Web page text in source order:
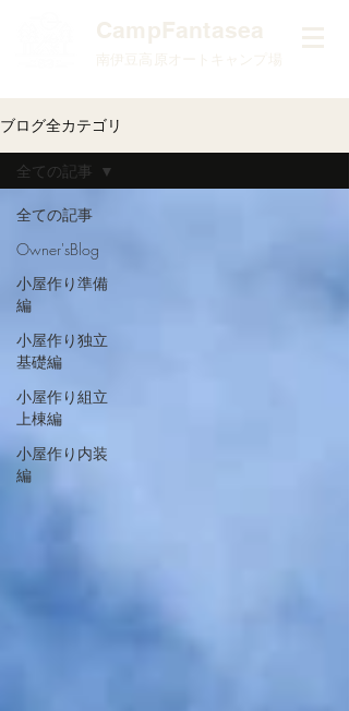
​CampFantasea
南伊豆高原オートキャンプ場
ブログ全カテゴリ
全ての記事
Owner'sBlog
小屋作り準備
編
小屋作り独立
基礎編
小屋作り組立
上棟編
小屋作り内装
編
全ての記事